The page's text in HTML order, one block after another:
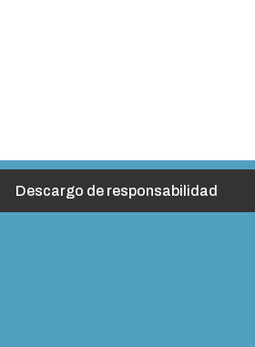
Descargo de responsabilidad